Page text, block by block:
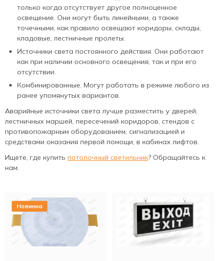
только когда отсутствует другое полноценное
освещение. Они могут быть линейными, а также
точечными, как правило освещают коридоры, склады,
кладовые, лестничные пролеты.
Источники света постоянного действия. Они работают
как при наличии основного освещения, так и при его
отсутствии.
Комбинированные. Могут работать в режиме любого из
ранее упомянутых вариантов.
Аварийные источники света лучше разместить у дверей,
лестничных маршей, пересечений коридоров, стендов с
противопожарным оборудованием, сигнализацией и
средствами оказания первой помощи, в кабинах лифтов.
Ищете, где купить потолочный светильник? Обращайтесь к
нам.
Новинка